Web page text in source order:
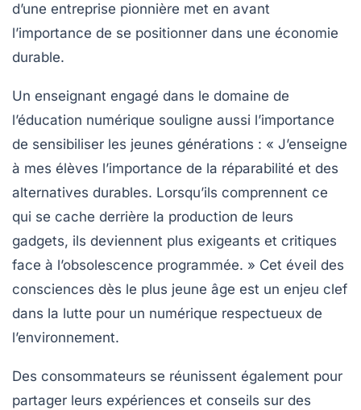
d’une entreprise pionnière met en avant
l’importance de se positionner dans une économie
durable.
Un enseignant engagé dans le domaine de
l’éducation numérique souligne aussi l’importance
de sensibiliser les jeunes générations : « J’enseigne
à mes élèves l’importance de la réparabilité et des
alternatives durables. Lorsqu’ils comprennent ce
qui se cache derrière la production de leurs
gadgets, ils deviennent plus exigeants et critiques
face à l’obsolescence programmée. » Cet éveil des
consciences dès le plus jeune âge est un enjeu clef
dans la lutte pour un numérique respectueux de
l’environnement.
Des consommateurs se réunissent également pour
partager leurs expériences et conseils sur des